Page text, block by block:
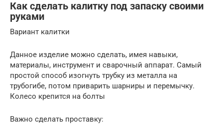
Как сделать калитку под запаску своими
руками
Вариант калитки
Данное изделие можно сделать, имея навыки,
материалы, инструмент и сварочный аппарат. Самый
простой способ изогнуть трубку из металла на
трубогибе, потом приварить шарниры и перемычку.
Колесо крепится на болты
Важно сделать проставку: